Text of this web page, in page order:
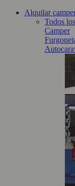
Alquilar
Todos
Camper